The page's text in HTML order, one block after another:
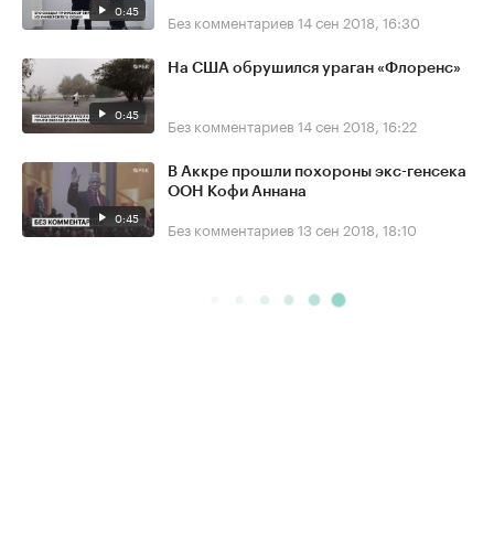
0:45 Без комментариев 14 сен 2018, 16:30
0:45
На США обрушился ураган «Флоренс»
Без комментариев 14 сен 2018, 16:22
0:45
В Аккре прошли похороны экс-генсека
ООН Кофи Аннана
Без комментариев 13 сен 2018, 18:10